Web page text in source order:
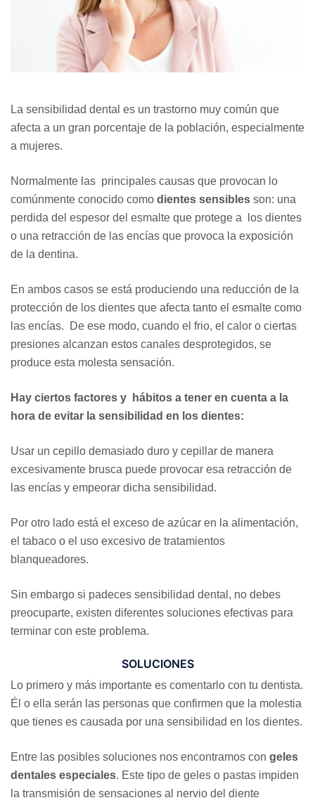
La sensibilidad dental es un trastorno muy común que
afecta a un gran porcentaje de la población, especialmente
a mujeres.
Normalmente las principales causas que provocan lo
comúnmente conocido como dientes sensibles son: una
perdida del espesor del esmalte que protege a los dientes
o una retracción de las encías que provoca la exposición
de la dentina.
En ambos casos se está produciendo una reducción de la
protección de los dientes que afecta tanto el esmalte como
las encías. De ese modo, cuando el frio, el calor o ciertas
presiones alcanzan estos canales desprotegidos, se
produce esta molesta sensación.
Hay ciertos factores y hábitos a tener en cuenta a la
hora de evitar la sensibilidad en los dientes:
Usar un cepillo demasiado duro y cepillar de manera
excesivamente brusca puede provocar esa retracción de
las encías y empeorar dicha sensibilidad.
Por otro lado está el exceso de azúcar en la alimentación,
el tabaco o el uso excesivo de tratamientos
blanqueadores.
Sin embargo si padeces sensibilidad dental, no debes
preocuparte, existen diferentes soluciones efectivas para
terminar con este problema.
SOLUCIONES
Lo primero y más importante es comentarlo con tu dentista.
Él o ella serán las personas que confirmen que la molestia
que tienes es causada por una sensibilidad en los dientes.
Entre las posibles soluciones nos encontramos con geles
dentales especiales. Este tipo de geles o pastas impiden
la transmisión de sensaciones al nervio del diente